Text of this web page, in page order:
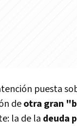
puesta
deotra gran
la de la deuda